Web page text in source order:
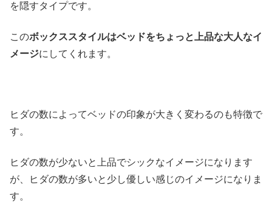
を隠すタイプです。
このボックススタイルはベッドをちょっと上品な大人なイ
メージにしてくれます。
ヒダの数によってベッドの印象が大きく変わるのも特徴で
す。
ヒダの数が少ないと上品でシックなイメージになります
が、ヒダの数が多いと少し優しい感じのイメージになりま
す。